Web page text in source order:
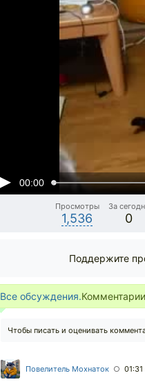
00:00
Просмотры
1,536
За
0
Поддержите
Все обсуждения.Комментарии
Чтобы писать и оценивать
Повелитель Мохнаток ○